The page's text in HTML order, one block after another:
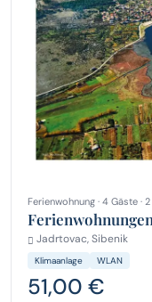
Ferienwohnung · 4 Gäste ·
Jadrtovac, Sibenik
Klimaanlage WLAN
51,00 €